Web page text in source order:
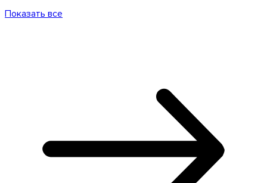
Показать все